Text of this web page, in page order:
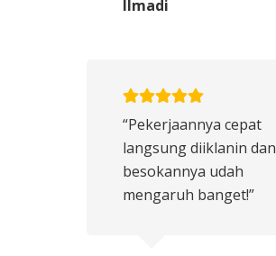
Ilmadi
“Pekerjaannya cepat
langsung diiklanin dan
besokannya udah
mengaruh banget!”